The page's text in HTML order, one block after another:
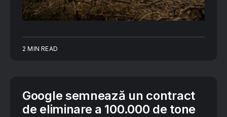
2 MIN READ
Google semnează un contract
de eliminare a 100.000 de tone